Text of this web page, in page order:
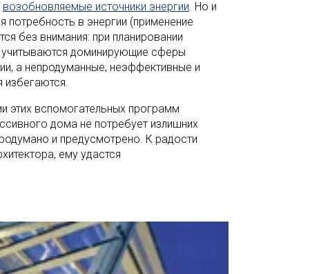
возобновляемые источники энергии. Но и
потребность в энергии (применение
без внимания: при планировании
доминирующие сферы
а непродуманные, неэффективные и
этих вспомогательных программ
дома не потребует излишних
и предусмотрено. К радости
ему удастся